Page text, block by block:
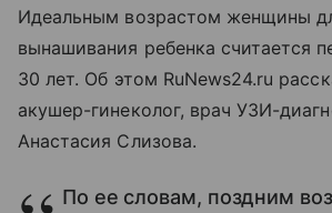
Идеальным возрастом женщины
вынашивания ребенка считается
30 лет. Об этом RuNews24.ru
акушер-гинеколог, врач УЗИ-
Анастасия Слизова.
По ее словам, поздним